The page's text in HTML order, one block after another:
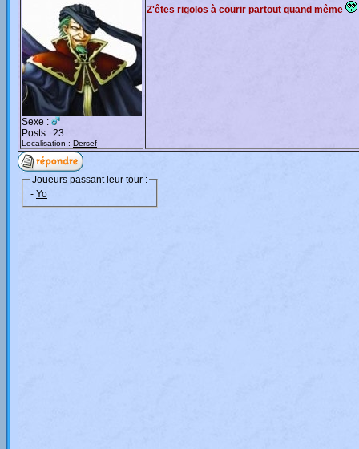
Sexe :
Posts : 23
Localisation : Dersef
Z'êtes rigolos à courir partout quand même
Joueurs passant leur tour :
- Yo